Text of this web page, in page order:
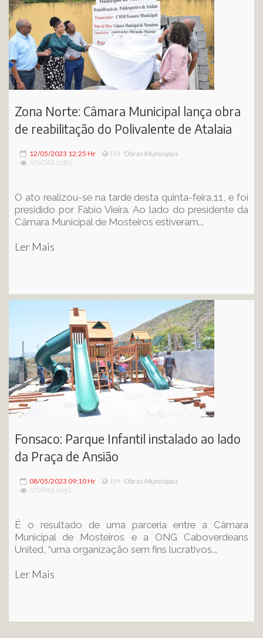
Zona Norte: Câmara Municipal lança obra
de reabilitação do Polivalente de Atalaia
12/05/2023 12:25 Hr EM: Obras Municipais
VISITAS 1080
O ato realizou-se na tarde desta quinta-feira,11, e foi
presidido por Fábio Vieira. Ao lado do presidente da
Câmara Municipal de Mosteiros estiveram...
Ler Mais
Fonsaco: Parque Infantil instalado ao lado
da Praça de Ansião
08/05/2023 09:10 Hr EM: Obras Municipais
VISITAS 1052
É o resultado de uma parceria entre a Câmara
Municipal de Mosteiros e a ONG Caboverdeans
United, “uma organização sem fins lucrativos...
Ler Mais